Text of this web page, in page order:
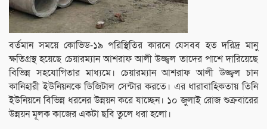
বর্তমান সময়ে কোভিড-১৯ পরিস্থিতির কারনে যেসবব হত দরিদ্র মানু
ক্ষতিগ্রস্থ হয়েছে চেয়ারম্যান আশরাফ আলী উজ্জ্বল তাদের পাশে দারিয়েছে
বিভিন্ন সহযোগিতার মাধ্যমে। চেয়ারম্যান আশরাফ আলী উজ্জ্বল চান
কানিহারী ইউনিয়নকে ডিজিটাল সেন্টার করতে। এর ধারাবাহিকতায় তিনি
ইউনিয়নে বিভিন্ন ধরনের উন্নয়ন করে যাচ্ছেন। ১০ জুলাই রোজ শুক্রবারের
উন্নয়ন মূলক কাজের একটা ছবি তুলে ধরা হলো।